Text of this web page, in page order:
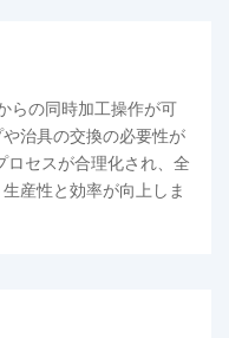
らの同時加工操作が可
治具の交換の必要性が
セスが合理化され、全
産性と効率が向上しま